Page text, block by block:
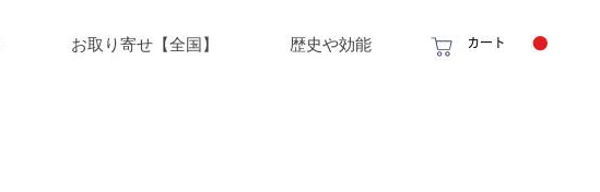
お取り寄せ【全国】 歴史や効能 カート